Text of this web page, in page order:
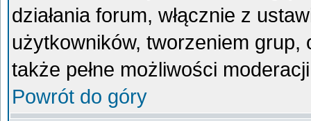
działania forum, włącznie z
użytkowników, tworzeniem
także pełne możliwości
Powrót do góry